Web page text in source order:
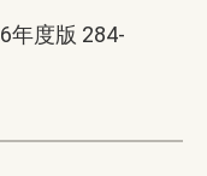
年度版 284-